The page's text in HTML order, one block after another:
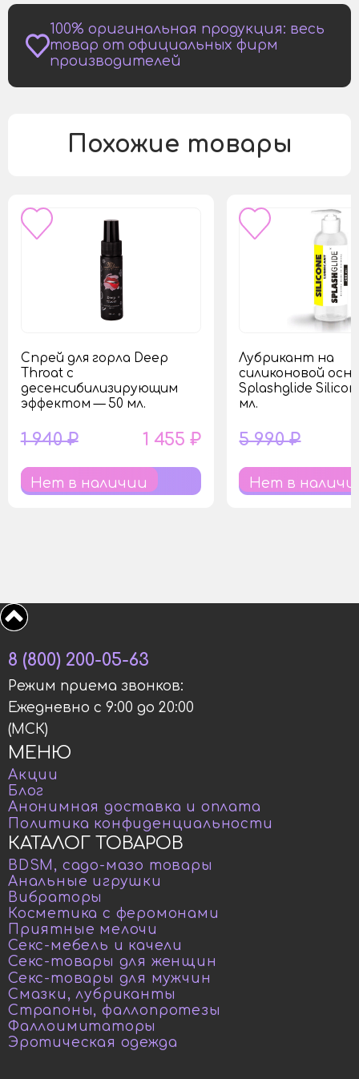
100% оригинальная продукция: весь
товар от официальных фирм
производителей
Похожие товары
Спрей для горла Deep
Throat с
десенсибилизирующим
эффектом — 50 мл.
1 940 ₽ 1 455 ₽
Нет в наличии
Лубрикант на
силиконовой
Splashglide
мл.
5 990 ₽
Нет в
КАТАЛОГ ТОВАРОВ
BDSM, садо-мазо товары
Анальные игрушки
Вибраторы
Косметика с феромонами
Приятные мелочи
Секс-мебель и качели
Секс-товары для женщин
Секс-товары для мужчин
Смазки, лубриканты
Страпоны, фаллопротезы
Фаллоимитаторы
Эротическая одежда
МЕНЮ
Акции
Блог
Анонимная доставка и оплата
Политика конфиденциальности
8 (800) 200-05-63
Режим приема звонков:
Ежедневно с 9:00 до 20:00
(МСК)